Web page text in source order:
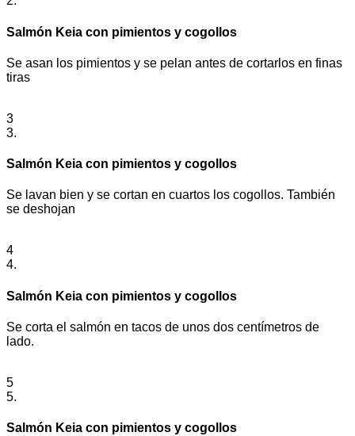
Salmón Keia con pimientos y cogollos
Se asan los pimientos y se pelan antes de cortarlos en finas
tiras
3
3.
Salmón Keia con pimientos y cogollos
Se lavan bien y se cortan en cuartos los cogollos. También
se deshojan
4
4.
Salmón Keia con pimientos y cogollos
Se corta el salmón en tacos de unos dos centímetros de
lado.
5
5.
Salmón Keia con pimientos y cogollos